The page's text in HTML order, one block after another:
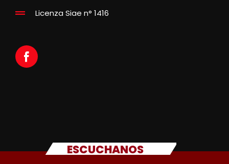
Licenza Siae n° 1416
ESCUCHANOS